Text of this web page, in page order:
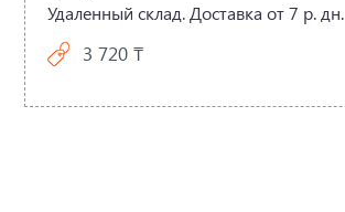
Удаленный склад. Доставка от 7 р. дн.
3 720 ₸